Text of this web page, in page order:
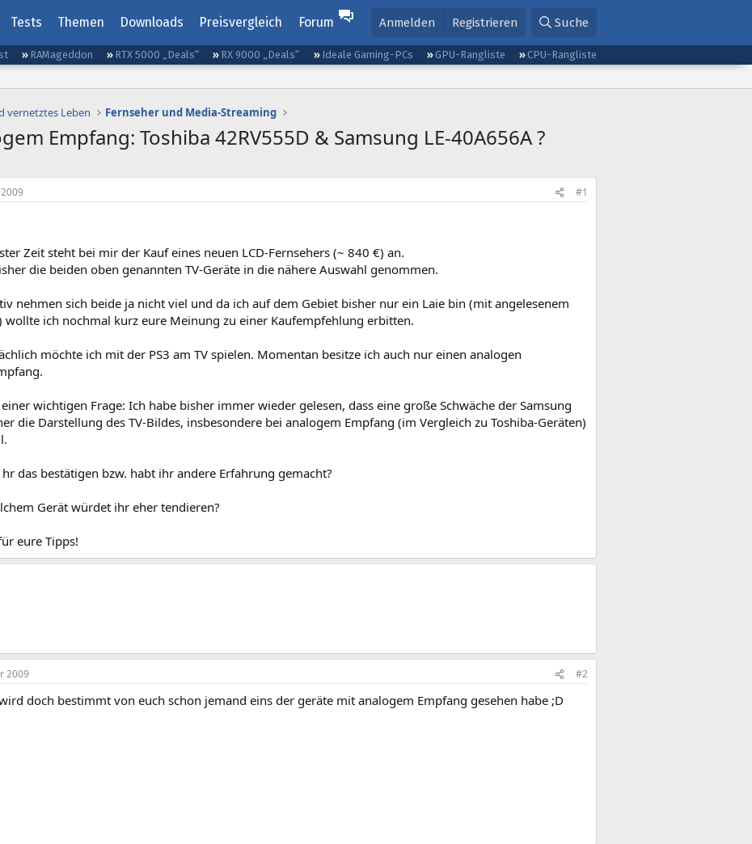
Tests Themen Downloads Preisvergleich Forum Anmelden Registrieren Suche
RAMageddon RTX 5000 „Deals“ RX 9000 „Deals“ Ideale Gaming-PCs GPU-Rangliste
CPU-Rangliste
vernetztes Leben Fernseher und Media-Streaming
Empfang: Toshiba 42RV555D & Samsung LE-40A656A ?
#1
Zeit steht bei mir der Kauf eines neuen LCD-Fernsehers (~ 840 €) an.
die beiden oben genannten TV-Geräte in die nähere Auswahl genommen.
nehmen sich beide ja nicht viel und da ich auf dem Gebiet bisher nur ein Laie bin (mit angelesenem
wollte ich nochmal kurz eure Meinung zu einer Kaufempfehlung erbitten.
möchte ich mit der PS3 am TV spielen. Momentan besitze ich auch nur einen analogen
wichtigen Frage: Ich habe bisher immer wieder gelesen, dass eine große Schwäche der Samsung
die Darstellung des TV-Bildes, insbesondere bei analogem Empfang (im Vergleich zu Toshiba-Geräten)
das bestätigen bzw. habt ihr andere Erfahrung gemacht?
Gerät würdet ihr eher tendieren?
eure Tipps!
2009 #2
doch bestimmt von euch schon jemand eins der geräte mit analogem Empfang gesehen habe ;D